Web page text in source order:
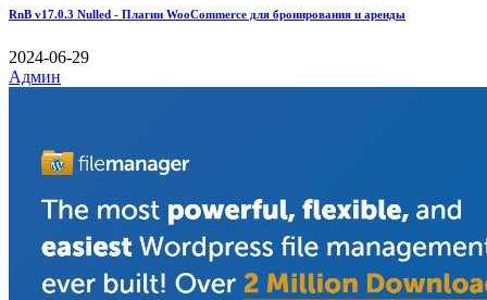
RnB v17.0.3 Nulled - Плагин WooCommerce для бронирования и аренды
2024-06-29
Админ